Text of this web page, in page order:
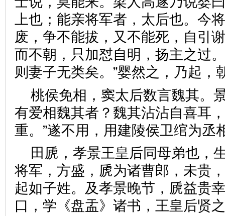
上也；能亲将军者，太后也。今
废，争不能拔，又不能死，自引
而不朝，只加怼自明，扬主之过
则妻子无类矣。”婴然之，乃
桃侯免相，窦太后数言魏其。
有爱相魏其者？魏其沾沾自喜耳
重。”遂不用，用建陵侯卫绾
田虒，孝景王皇后同母弟也，
将军，方盛，虒为诸曹郎，未贵
起如子姓。及孝景晚节，虒益贵
口，学《盘盂》诸书，王皇